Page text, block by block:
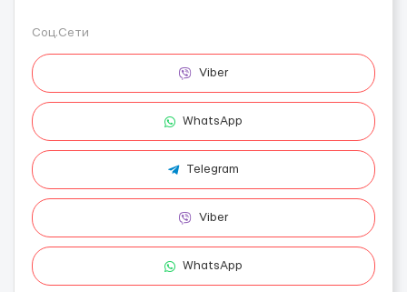
Соц.Сети
Viber
WhatsApp
Telegram
Viber
WhatsApp